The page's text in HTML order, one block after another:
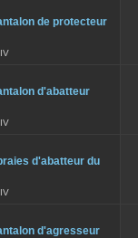
de protecteur
d'abatteur
d'abatteur du
d'agresseur